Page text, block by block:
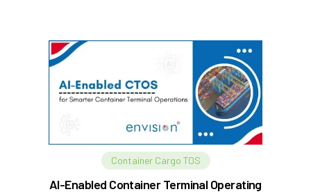
Container Cargo TOS
AI-Enabled Container Terminal Operating